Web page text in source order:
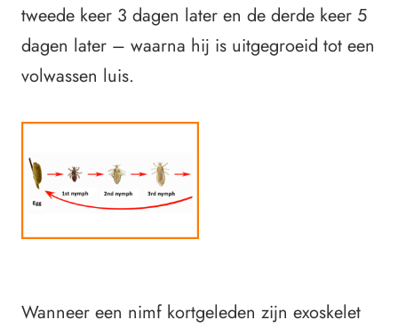
tweede keer 3 dagen later en de derde keer 5
dagen later – waarna hij is uitgegroeid tot een
volwassen luis.
Wanneer een nimf kortgeleden zijn exoskelet